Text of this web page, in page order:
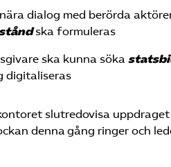
dialog med berörda
ska formuleras
ska kunna söka
digitaliseras
slutredovisa
denna gång ringer och